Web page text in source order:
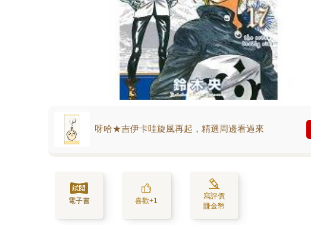
呀哈★吉伊卡哇旋風再起，精選周邊看過來
電子書 喜歡+1
寫評價
賺金幣